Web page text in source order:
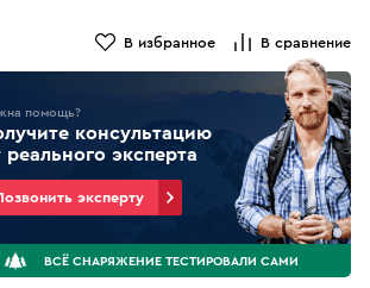
В избранное В сравнение
помощь?
консультацию
реального эксперта
эксперту
ВСЁ СНАРЯЖЕНИЕ ТЕСТИРОВАЛИ САМИ